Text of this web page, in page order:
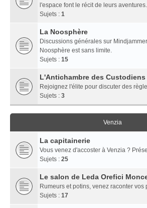
l'espace font le récit de leurs aventures.
Sujets : 1
La Noosphère
Discussions générales sur
Noosphère est sans limite.
Sujets : 15
L'Antichambre des Custodiens
Rejoignez l'élite pour discuter des
Sujets : 3
Venzia
La capitainerie
Vous venez d'accoster à Venzia ?
Sujets : 25
Le salon de Leda Orefici
Rumeurs et potins, venez raconter vos
Sujets : 17